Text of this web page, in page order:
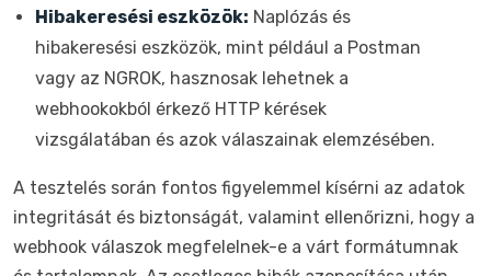
Hibakeresési eszközök: Naplózás és
hibakeresési eszközök, mint például a Postman
vagy az NGROK, hasznosak lehetnek a
webhookokból érkező HTTP kérések
vizsgálatában és azok válaszainak elemzésében.
A tesztelés során fontos figyelemmel kísérni az adatok
integritását és biztonságát, valamint ellenőrizni, hogy a
webhook válaszok megfelelnek-e a várt formátumnak